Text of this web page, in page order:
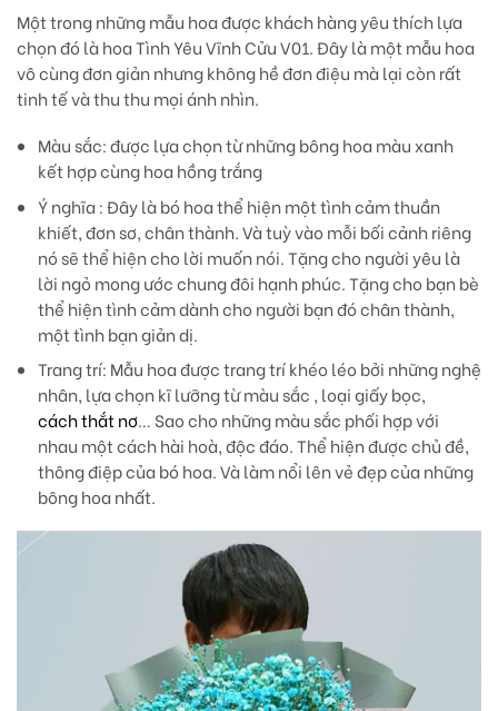
Một trong những mẫu hoa được khách hàng yêu thích lựa
chọn đó là hoa Tình Yêu Vĩnh Cửu V01. Đây là một mẫu hoa
vô cùng đơn giản nhưng không hề đơn điệu mà lại còn rất
tinh tế và thu thu mọi ánh nhìn.
Màu sắc: được lựa chọn từ những bông hoa màu xanh
kết hợp cùng hoa hồng trắng
Ý nghĩa: Đây là bó hoa thể hiện một tình cảm thuần
khiết, đơn sơ, chân thành. Và tuỳ vào mỗi bối cảnh riêng
nó sẽ thể hiện cho lời muốn nói. Tặng cho người yêu là
lời ngỏ mong ước chung đôi hạnh phúc. Tặng cho bạn bè
thể hiện tình cảm dành cho người bạn đó chân thành,
một tình bạn giản dị.
Trang trí: Mẫu hoa được trang trí khéo léo bởi những nghệ
nhân, lựa chọn kĩ lưỡng từ màu sắc , loại giấy bọc,
cách thắt nơ… Sao cho những màu sắc phối hợp với
nhau một cách hài hoà, độc đáo. Thể hiện được chủ đề,
thông điệp của bó hoa. Và làm nổi lên vẻ đẹp của những
bông hoa nhất.